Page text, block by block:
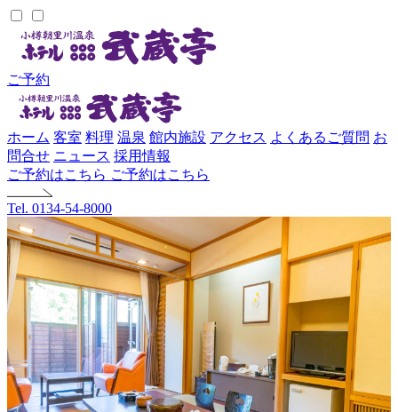
ご予約
ホーム 客室 料理 温泉 館内施設 アクセス よくあるご質問 お
問合せ ニュース 採用情報
ご予約はこちら ご予約はこちら
Tel. 0134-54-8000